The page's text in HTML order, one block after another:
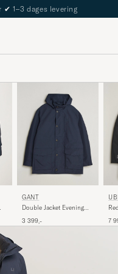
GANT
Double Jacket Evening
3 399,-
7